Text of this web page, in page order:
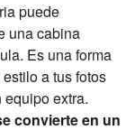
puede
una cabina
Es una forma
a tus fotos
extra.
convierte en un